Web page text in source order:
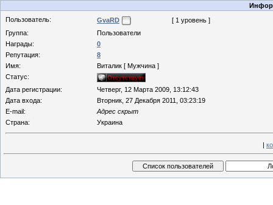
Пользователь:
GvaRD
[ 1 уровень ]
Группа:
Пользователи
Награды:
0
Репутация:
8
Имя:
Виталик [ Мужчина ]
Статус:
Дата регистрации:
Четверг, 12 Марта 2009, 13:12:43
Дата входа:
Вторник, 27 Декабря 2011, 03:23:19
E-mail:
Адрес скрыт
Страна:
Украина
|